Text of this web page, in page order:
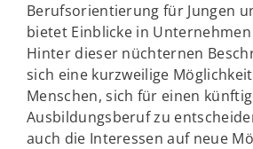
Berufsorientierung für Jungen
bietet Einblicke in
Hinter dieser nüchternen
sich eine kurzweilige
Menschen, sich für einen
Ausbildungsberuf zu
auch die Interessen auf neue